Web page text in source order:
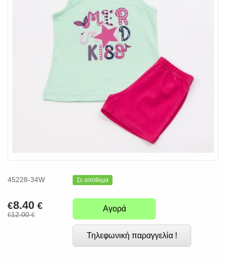
45228-34W Σε απόθεμα
€8.40 €
€12.00€
Αγορά
Τηλεφωνική παραγγελία !